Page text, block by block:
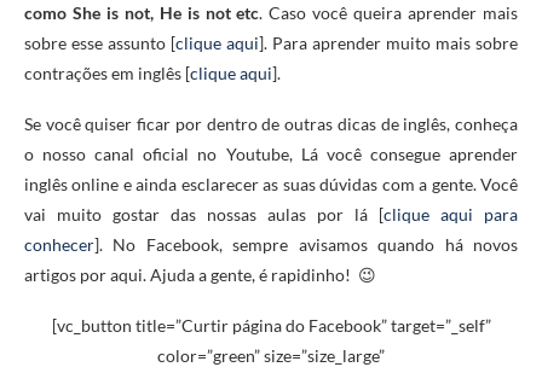
como She is not, He is not etc. Caso você queira aprender mais
sobre esse assunto [clique aqui]. Para aprender muito mais sobre
contrações em inglês [clique aqui].
Se você quiser ficar por dentro de outras dicas de inglês, conheça
o nosso canal oficial no Youtube, Lá você consegue aprender
inglês online e ainda esclarecer as suas dúvidas com a gente. Você
vai muito gostar das nossas aulas por lá [clique aqui para
conhecer]. No Facebook, sempre avisamos quando há novos
artigos por aqui. Ajuda a gente, é rapidinho! 😉
[vc_button title=”Curtir página do Facebook” target=”_self”
color=”green” size=”size_large”